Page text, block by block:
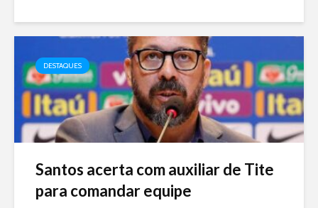
DESTAQUES
Santos acerta com auxiliar de Tite
para comandar equipe